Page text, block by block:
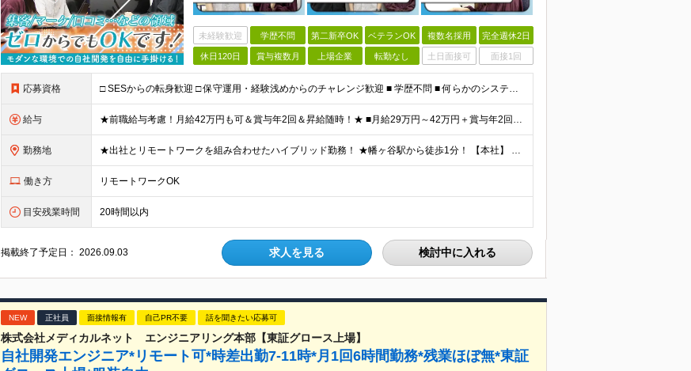
未経験歓迎 学歴不問 第二新卒OK ベテランOK 複数名採用 完全週休2日
休日120日 賞与複数月 上場企業 転勤なし 土日面接可 面接1回
応募資格 □ SESからの転身歓迎 □ 保守運用・経験浅めからのチャレンジ歓迎 ■ 学歴不問 ■ 何らかのシステム開発経験をお持ちの方（言語・年数不問） ＜当社で経験できること＞ ・企画、要件定義、設計、実装
給与 ★前職給与考慮！月給42万円も可＆賞与年2回＆昇給随時！★ ■月給29万円～42万円＋賞与年2回＋交通費 ※前職の給与やスキルを考慮し決定します ※固定残業代（月45時間分／7万7,000円～11万
勤務地 ★出社とリモートワークを組み合わせたハイブリッド勤務！ ★幡ヶ谷駅から徒歩1分！ 【本社】 東京都渋谷区幡ヶ谷1-34-14 宝ビル3F ※(変更の範囲)上記を除く当社関連勤務地
働き方 リモートワークOK
目安残業時間 20時間以内
掲載終了予定日：2026.09.03 求人を見る 検討中に入れる
NEW 正社員 面接情報有 自己PR不要 話を聞きたい応募可
株式会社メディカルネット エンジニアリング本部【東証グロース上場】
自社開発エンジニア*リモート可*時差出勤7-11時*月1回6時間勤務*残業ほぼ無*東証